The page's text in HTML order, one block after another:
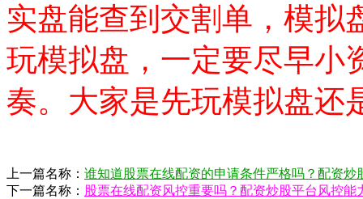
实盘能查到交割单，模拟
玩模拟盘，一定要尽早小
奏。大家是先玩模拟盘还
上一篇名称： 谁知道股票在线配资的申请条件严格吗？配资
下一篇名称： 股票在线配资风控重要吗？配资炒股平台风控能